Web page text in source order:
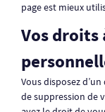
page est mieux
Vos droits
Vous disposez
de suppression de